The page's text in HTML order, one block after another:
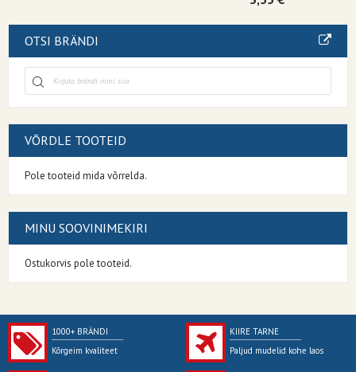
OTSI BRÄNDI
VÕRDLE TOOTEID
Pole tooteid mida võrrelda.
MINU SOOVINIMEKIRI
Ostukorvis pole tooteid.
1000+ BRÄNDI
Kõrgeim kvaliteet
KIIRE TARNE
Paljud mudelid kohe laos